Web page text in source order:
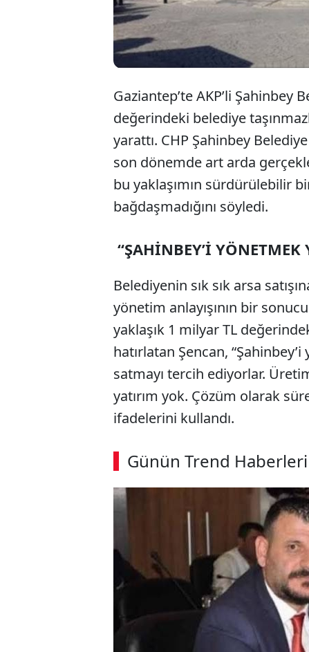
Gaziantep’te AKP’li Şahinbey
değerindeki belediye
yarattı. CHP Şahinbey
son dönemde art arda
bu yaklaşımın sürdürülebilir
bağdaşmadığını söyledi.
“ŞAHİNBEY’İ YÖNETMEK
Belediyenin sık sık arsa
yönetim anlayışının bir
yaklaşık 1 milyar TL
hatırlatan Şencan,
satmayı tercih ediyorlar.
yatırım yok. Çözüm olarak
ifadelerini kullandı.
Günün Trend Haberleri